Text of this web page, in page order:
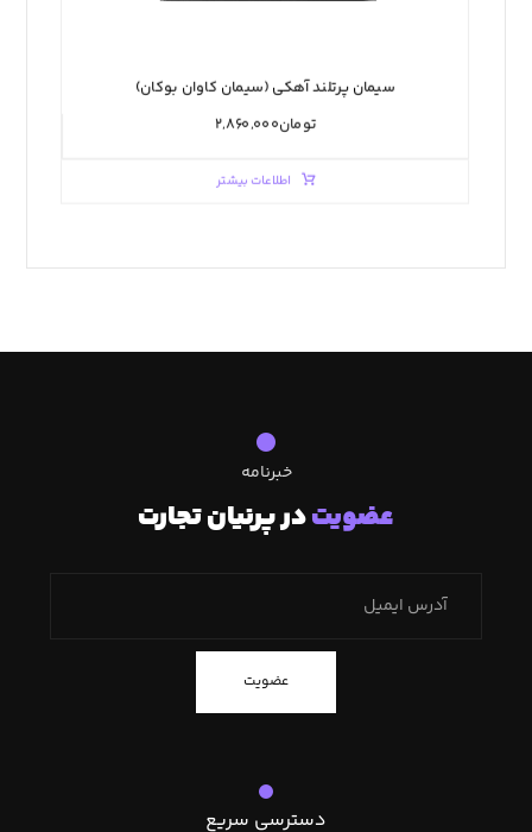
سیمان پرتلند آهکی (سیمان کاوان بوکان)
تومان۲,۸۶۰,۰۰۰
اطلاعات بیشتر
خبرنامه
عضویتدر پرنیان تجارت
عضویت
دسترسی سریع